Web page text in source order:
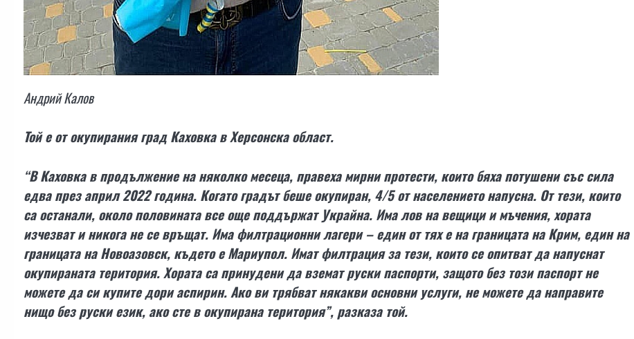
Андрий Калов
Той е от окупирания град Каховка в Херсонска област.
“В Каховка в продължение на няколко месеца, правеха мирни протести, които бяха потушени със сила
едва през април 2022 година. Когато градът беше окупиран, 4/5 от населението напусна. От тези, които
са останали, около половината все още поддържат Украйна. Има лов на вещици и мъчения, хората
изчезват и никога не се връщат. Има филтрационни лагери – един от тях е на границата на Крим, един на
границата на Новоазовск, където е Мариупол. Имат филтрация за тези, които се опитват да напуснат
окупираната територия. Хората са принудени да вземат руски паспорти, защото без този паспорт не
можете да си купите дори аспирин. Ако ви трябват някакви основни услуги, не можете да направите
нищо без руски език, ако сте в окупирана територия”, разказа той.